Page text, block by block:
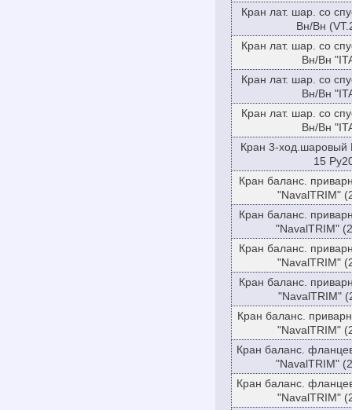
Кран лат. шар. со
Вн/Вн
Кран лат. шар. со
Вн/Вн
Кран лат. шар. со
Вн/Вн
Кран лат. шар. со
Вн/Вн
Кран 3-ход.шаровый
15
Кран баланс.
"NavalTRIM"
Кран баланс.
"NavalTRIM"
Кран баланс.
"NavalTRIM"
Кран баланс.
"NavalTRIM"
Кран баланс.
"NavalTRIM"
Кран баланс.
"NavalTRIM"
Кран баланс.
"NavalTRIM"